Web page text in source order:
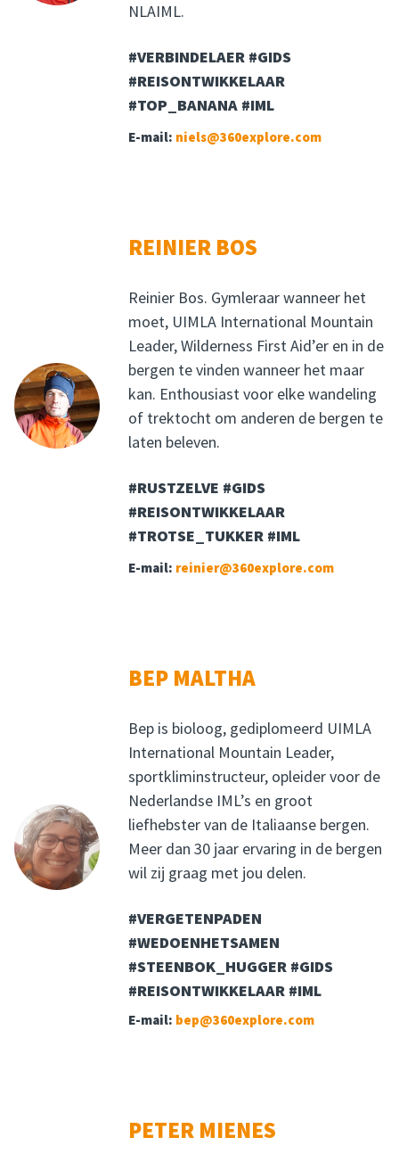
NLAIML.
#VERBINDELAER #GIDS
#REISONTWIKKELAAR
#TOP_BANANA #IML
E-mail: niels@360explore.com
REINIER BOS
Reinier Bos. Gymleraar wanneer het
moet, UIMLA International Mountain
Leader, Wilderness First Aid’er en in de
bergen te vinden wanneer het maar
kan. Enthousiast voor elke wandeling
of trektocht om anderen de bergen te
laten beleven.
#RUSTZELVE #GIDS
#REISONTWIKKELAAR
#TROTSE_TUKKER #IML
E-mail: reinier@360explore.com
BEP MALTHA
Bep is bioloog, gediplomeerd UIMLA
International Mountain Leader,
sportkliminstructeur, opleider voor de
Nederlandse IML’s en groot
liefhebster van de Italiaanse bergen.
Meer dan 30 jaar ervaring in de bergen
wil zij graag met jou delen.
#VERGETENPADEN
#WEDOENHETSAMEN
#STEENBOK_HUGGER #GIDS
#REISONTWIKKELAAR #IML
E-mail: bep@360explore.com
PETER MIENES